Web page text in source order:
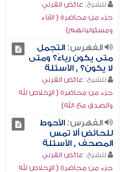
للشيخ: عائض القرني
جزء من محاضرة ( الآباء
ومسئولياتهم)
الفهرس:التجمل
متى يكون رياءً؟ ومتى
لا يكون؟ , الأسئلة
للشيخ: عائض القرني
جزء من محاضرة ( الإخلاص لله
والصدق مع الله)
الفهرس:الأحوط
للحائض ألا تمس
المصحف , الأسئلة
للشيخ: عائض القرني
جزء من محاضرة ( الإخلاص لله